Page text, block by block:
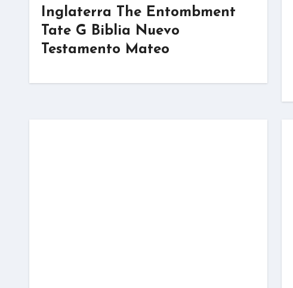
Inglaterra The Entombment
Tate G Biblia Nuevo
Testamento Mateo